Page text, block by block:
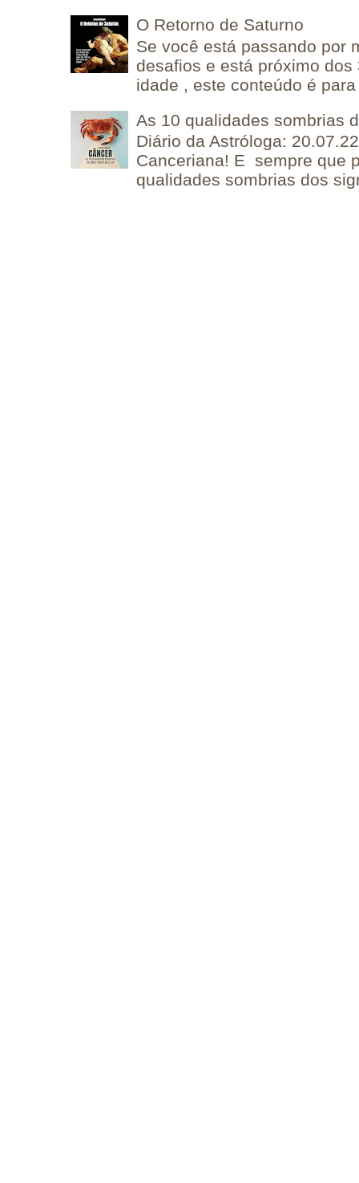
O Retorno de Saturno
Se você está passando por
desafios e está próximo
idade , este conteúdo é
As 10 qualidades sombrias
Diário da Astróloga:
Canceriana! E sempre que
qualidades sombrias dos